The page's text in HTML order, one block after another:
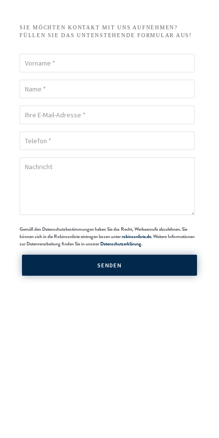
SIE MÖCHTEN KONTAKT MIT UNS AUFNEHMEN?
FÜLLEN SIE DAS UNTENSTEHENDE FORMULAR AUS!
Gemäß den Datenschutzbestimmungen haben Sie das Recht, Werbeanrufe abzulehnen. Sie
können sich in die Robinsonliste eintragen lassen unterrobinsonliste.de. Weitere Informationen
zur Datenverarbeitung finden Sie in unsererDatenschutzerklärung.